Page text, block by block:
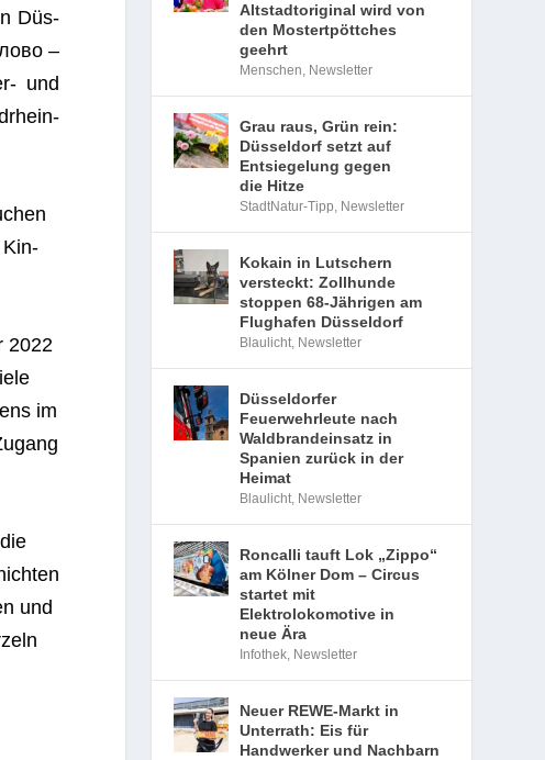
Düs­
–
und
Kin­
2022
im
und
Altstadtoriginal wird von
den Mostertpöttches
geehrt
Menschen, Newsletter
Grau raus, Grün rein:
Düsseldorf setzt auf
Entsiegelung gegen
die Hitze
StadtNatur-Tipp, Newsletter
Kokain in Lutschern
versteckt: Zollhunde
stoppen 68-Jährigen am
Flughafen Düsseldorf
Blaulicht, Newsletter
Düsseldorfer
Feuerwehrleute nach
Waldbrandeinsatz in
Spanien zurück in der
Heimat
Blaulicht, Newsletter
Roncalli tauft Lok „Zippo“
am Kölner Dom – Circus
startet mit
Elektrolokomotive in
neue Ära
Infothek, Newsletter
Neuer REWE-Markt in
Unterrath: Eis für
Handwerker und Nachbarn